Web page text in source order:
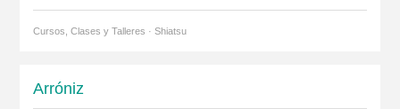
Cursos, Clases y Talleres · Shiatsu
Arróniz